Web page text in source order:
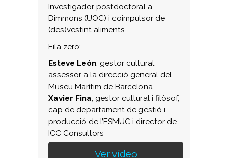
Investigador postdoctoral a
Dimmons (UOC) i coimpulsor de
(des)vestint aliments
Fila zero:
Esteve León , gestor cultural,
assessor a la direcció general del
Museu Marítim de Barcelona
Xavier Fina , gestor cultural i filòsof,
cap de departament de gestió i
producció de l’ESMUC i director de
ICC Consultors
Ver vídeo